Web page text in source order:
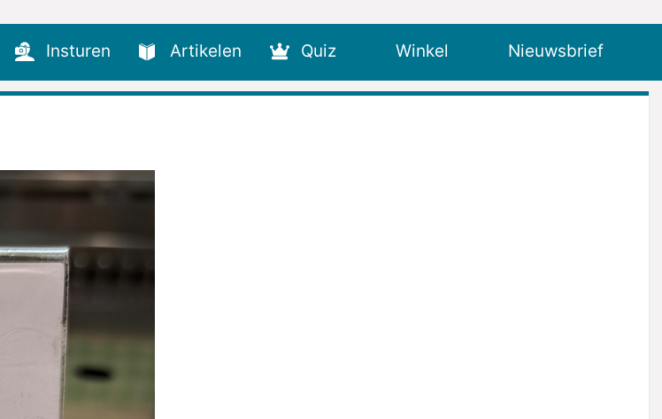
Insturen Artikelen Quiz Winkel
Nieuwsbrief